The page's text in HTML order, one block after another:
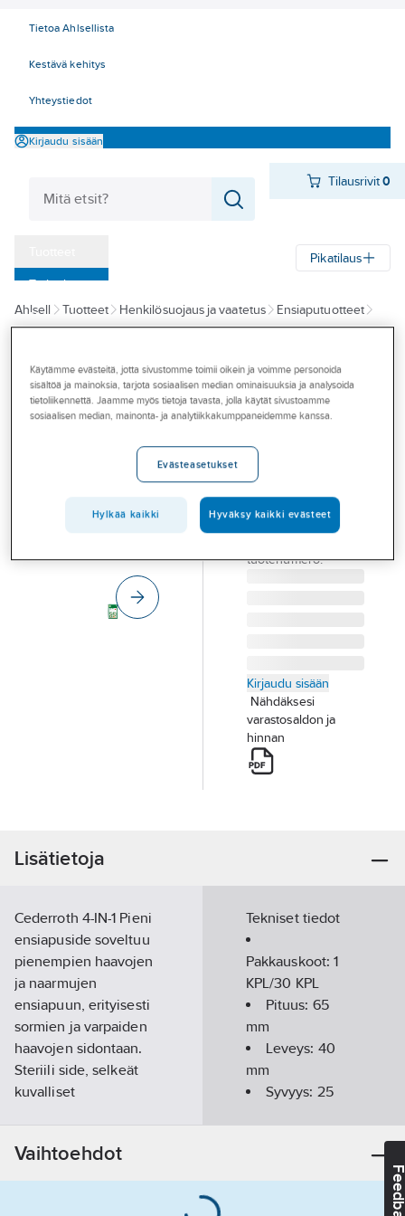
Tietoa Ahlsellista
Kestävä kehitys
Yhteystiedot
Kirjaudu sisään
Tilausrivit 0
‎Tarjoukset
Myymälät
Konseptit
Palvelut
Pikatilaus
Ahlsell Tuotteet Henkilösuojaus ja vaatetus
Ensiaputuotteet
Ensiaputarvikkeet
CEDERROTH
Ensiapuside
Cederroth 4-
in-1 1911
ENSIAPUSIDE
PIENI 4-IN-1
CEDERROTH 1911
Tuotenumero 125961
tuotenumero:
Kirjaudu sisään
Nähdäksesi
varastosaldon ja
hinnan
Lisätietoja
Cederroth 4-IN-1 Pieni
ensiapuside soveltuu
pienempien haavojen
ja naarmujen
ensiapuun, erityisesti
sormien ja varpaiden
haavojen sidontaan.
Steriili side, selkeät
kuvalliset
ja joustoside (6 cm x 3
m).
Tekniset tiedot
Pakkauskoot:1
KPL/30 KPL
Pituus: 65
mm
Leveys: 40
mm
Syvyys: 25
Vaihtoehdot
Käytämme evästeitä, jotta sivustomme toimii oikein ja voimme personoida
sisältöä ja mainoksia, tarjota sosiaalisen median ominaisuuksia ja analysoida
tietoliikennettä. Jaamme myös tietoja tavasta, jolla käytät sivustoamme
sosiaalisen median, mainonta- ja analytiikkakumppaneidemme kanssa.
Evästeasetukset
Hylkää kaikki Hyväksy kaikki evästeet